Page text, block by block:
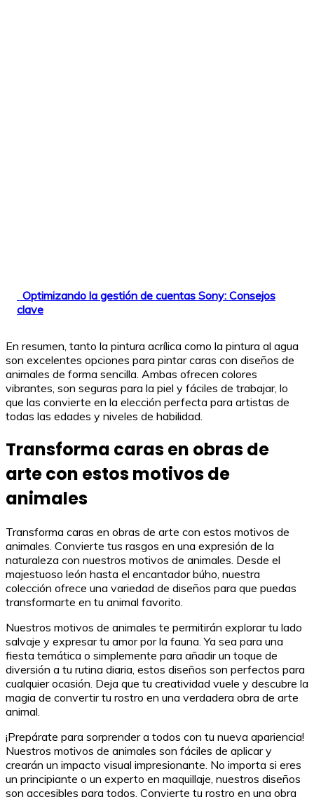
Optimizando la gestión de cuentas Sony: Consejos
clave
En resumen, tanto la pintura acrílica como la pintura al agua
son excelentes opciones para pintar caras con diseños de
animales de forma sencilla. Ambas ofrecen colores
vibrantes, son seguras para la piel y fáciles de trabajar, lo
que las convierte en la elección perfecta para artistas de
todas las edades y niveles de habilidad.
Transforma caras en obras de
arte con estos motivos de
animales
Transforma caras en obras de arte con estos motivos de
animales. Convierte tus rasgos en una expresión de la
naturaleza con nuestros motivos de animales. Desde el
majestuoso león hasta el encantador búho, nuestra
colección ofrece una variedad de diseños para que puedas
transformarte en tu animal favorito.
Nuestros motivos de animales te permitirán explorar tu lado
salvaje y expresar tu amor por la fauna. Ya sea para una
fiesta temática o simplemente para añadir un toque de
diversión a tu rutina diaria, estos diseños son perfectos para
cualquier ocasión. Deja que tu creatividad vuele y descubre la
magia de convertir tu rostro en una verdadera obra de arte
animal.
¡Prepárate para sorprender a todos con tu nueva apariencia!
Nuestros motivos de animales son fáciles de aplicar y
crearán un impacto visual impresionante. No importa si eres
un principiante o un experto en maquillaje, nuestros diseños
son accesibles para todos. Convierte tu rostro en una obra